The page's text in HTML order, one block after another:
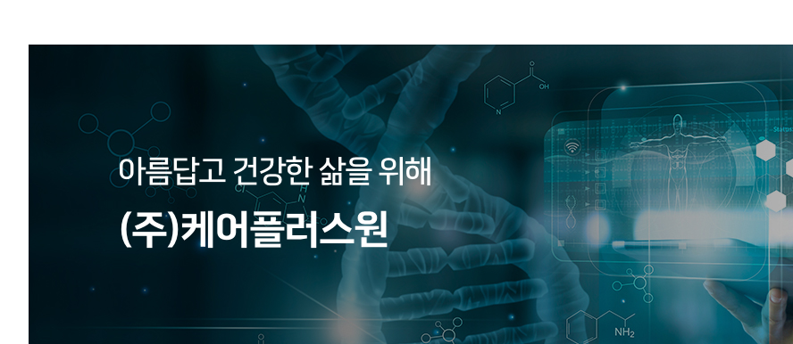
아름답고 건강한 삶을 위해
(주)케어플러스원